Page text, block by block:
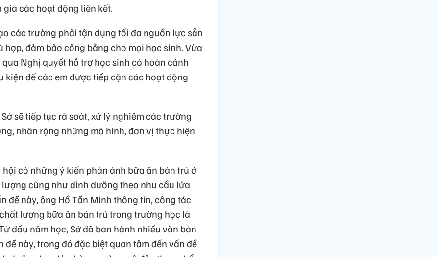
các hoạt động liên kết.
các trường phải tận dụng tối đa nguồn lực sẵn
đảm bảo công bằng cho mọi học sinh. Vừa
Nghị quyết hỗ trợ học sinh có hoàn cảnh
kiện để các em được tiếp cận các hoạt động
sẽ tiếp tục rà soát, xử lý nghiêm các trường
nhân rộng những mô hình, đơn vị thực hiện
có những ý kiến phản ánh bữa ăn bán trú ở
cũng như dinh dưỡng theo nhu cầu lứa
đề này, ông Hồ Tấn Minh thông tin, công tác
lượng bữa ăn bán trú trong trường học là
đầu năm học, Sở đã ban hành nhiều văn bản
này, trong đó đặc biệt quan tâm đến vấn đề